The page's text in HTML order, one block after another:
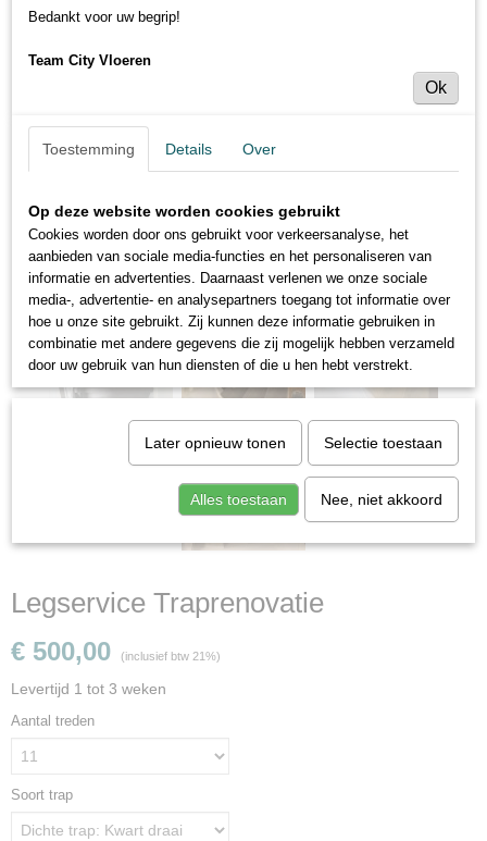
Legservice Traprenovatie
€ 500,00 (inclusief btw 21%)
Levertijd 1 tot 3 weken
Aantal treden
Soort trap
Bedankt voor uw begrip!
Team City Vloeren
Ok
Toestemming Details Over
Op deze website worden cookies gebruikt
Cookies worden door ons gebruikt voor verkeersanalyse, het
aanbieden van sociale media-functies en het personaliseren van
informatie en advertenties. Daarnaast verlenen we onze sociale
media-, advertentie- en analysepartners toegang tot informatie over
hoe u onze site gebruikt. Zij kunnen deze informatie gebruiken in
combinatie met andere gegevens die zij mogelijk hebben verzameld
door uw gebruik van hun diensten of die u hen hebt verstrekt.
Later opnieuw tonen Selectie toestaan
Alles toestaan Nee, niet akkoord